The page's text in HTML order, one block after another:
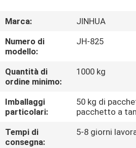
GIRO
DELLA
FABBRICA
CONTROLLO
DI
QUALITÀ
Marca:
JINHUA
Numero di
modello:
JH-825
Quantità di
ordine minimo:
1000 kg
Imballaggi
particolari:
50 kg di
pacchetto a
Tempi di
consegna:
5-8 giorni